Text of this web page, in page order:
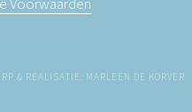
& REALISATIE: MARLEEN DE KORVER